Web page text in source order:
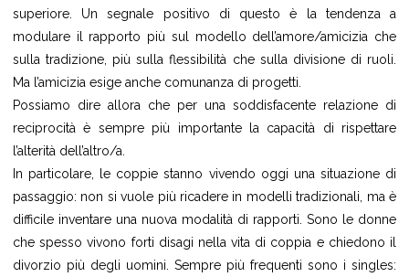
superiore. Un segnale positivo di questo è la tendenza a
modulare il rapporto più sul modello dell’amore/amicizia che
sulla tradizione, più sulla flessibilità che sulla divisione di ruoli.
Ma l’amicizia esige anche comunanza di progetti.
Possiamo dire allora che per una soddisfacente relazione di
reciprocità è sempre più importante la capacità di rispettare
l’alterità dell’altro/a.
In particolare, le coppie stanno vivendo oggi una situazione di
passaggio: non si vuole più ricadere in modelli tradizionali, ma è
difficile inventare una nuova modalità di rapporti. Sono le donne
che spesso vivono forti disagi nella vita di coppia e chiedono il
divorzio più degli uomini. Sempre più frequenti sono i singles: